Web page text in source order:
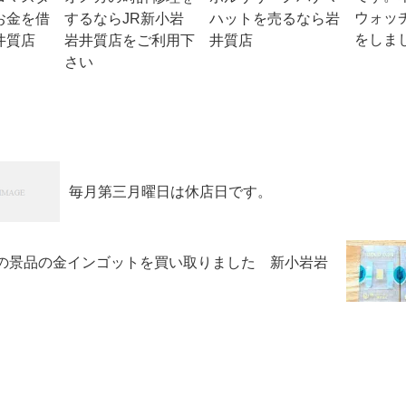
を借
質店
するならJR新小岩
岩井質店をご利用下
さい
ハットを売るなら岩
井質店
ウォッ
をしま
毎月第三月曜日は休店日です。
景品の金インゴットを買い取りました 新小岩岩